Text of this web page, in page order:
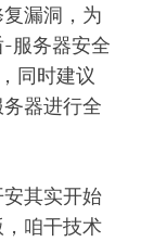
漏洞，为
服务器安全
同时建议
器进行全
其实开始
咱干技术